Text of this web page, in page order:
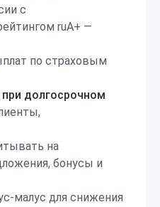
с
ruА+ —
по страховым
долгосрочном
на
бонусы и
малус для снижения